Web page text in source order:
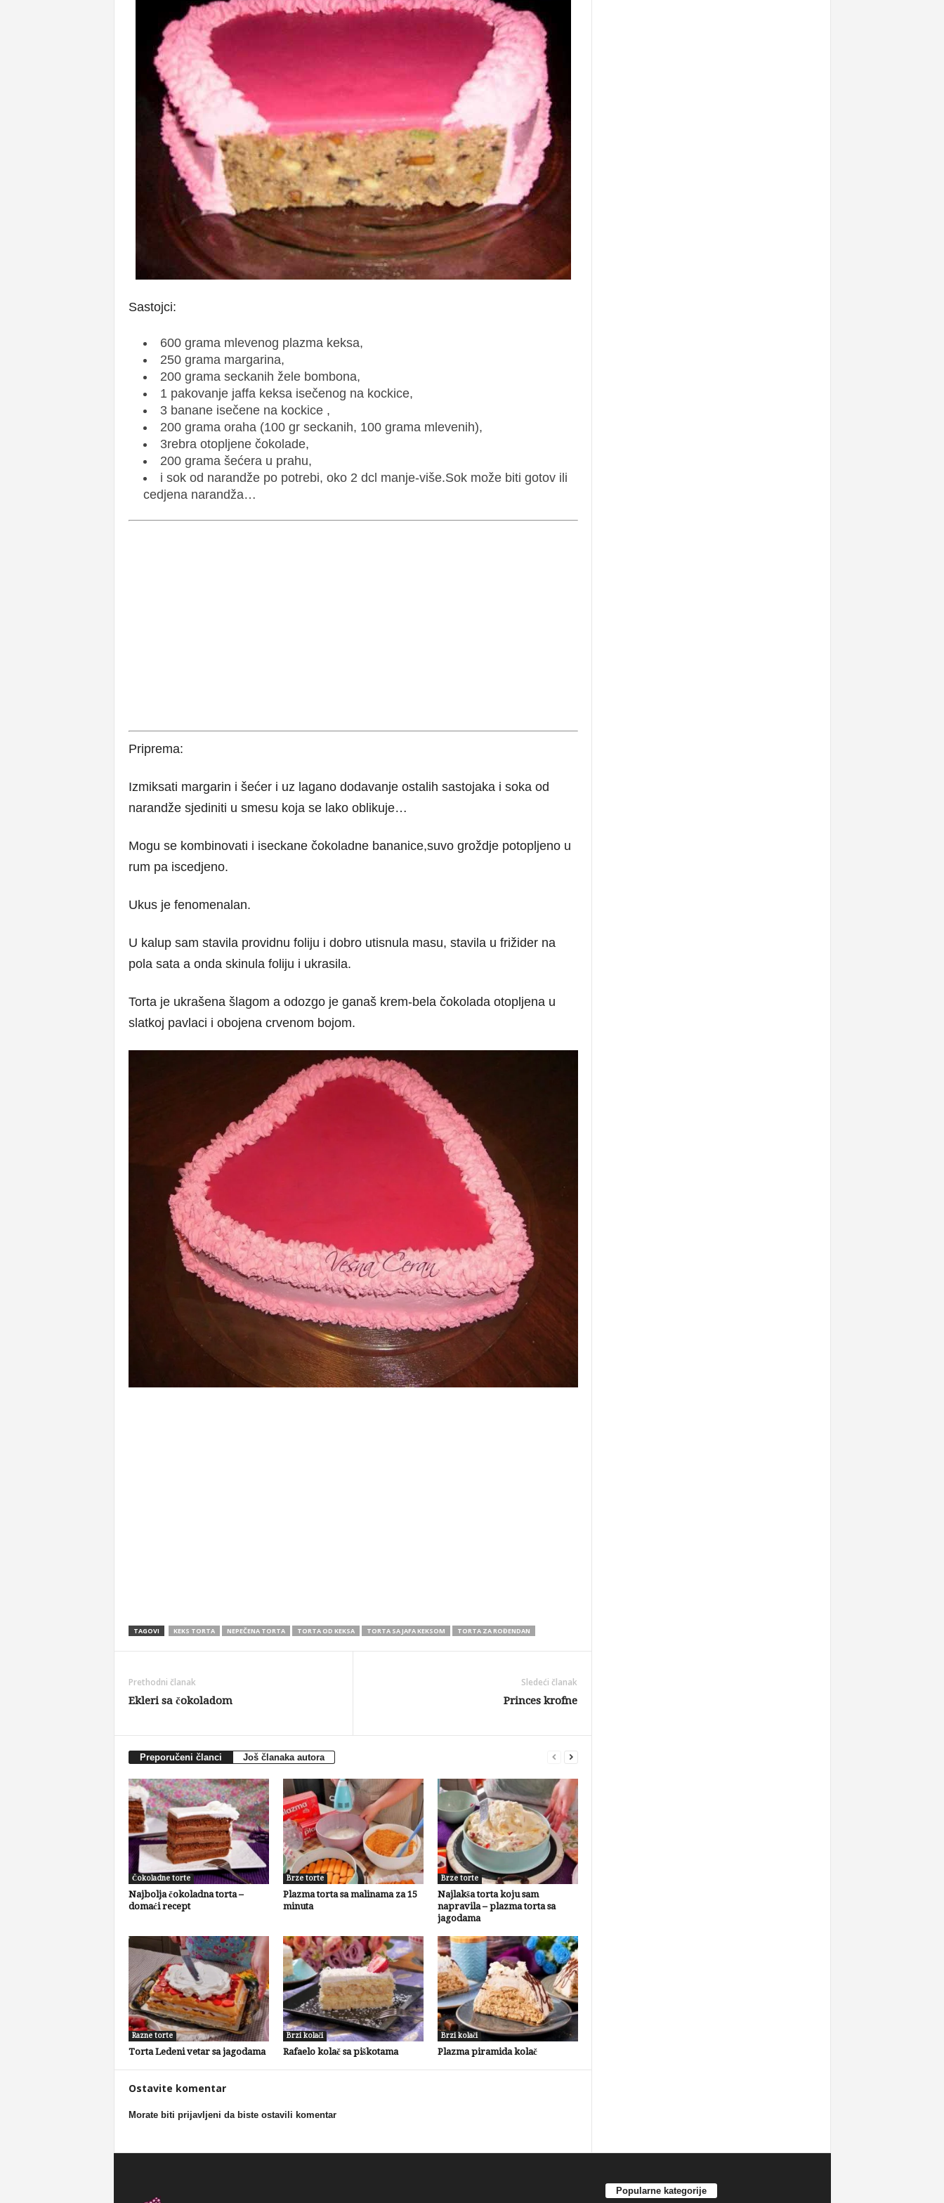
Sastojci:
600 grama mlevenog plazma keksa,
250 grama margarina,
200 grama seckanih žele bombona,
1 pakovanje jaffa keksa isečenog na kockice,
3 banane isečene na kockice ,
200 grama oraha (100 gr seckanih, 100 grama mlevenih),
3rebra otopljene čokolade,
200 grama šećera u prahu,
i sok od narandže po potrebi, oko 2 dcl manje-više.Sok može biti gotov ili
cedjena narandža…
Priprema:
Izmiksati margarin i šećer i uz lagano dodavanje ostalih sastojaka i soka od
narandže sjediniti u smesu koja se lako oblikuje…
Mogu se kombinovati i iseckane čokoladne bananice,suvo groždje potopljeno u
rum pa iscedjeno.
Ukus je fenomenalan.
U kalup sam stavila providnu foliju i dobro utisnula masu, stavila u frižider na
pola sata a onda skinula foliju i ukrasila.
Torta je ukrašena šlagom a odozgo je ganaš krem-bela čokolada otopljena u
slatkoj pavlaci i obojena crvenom bojom.
TAGOVI KEKS TORTA NEPEČENA TORTA TORTA OD KEKSA TORTA SA JAFA KEKSOM TORTA ZA ROĐENDAN
Prethodni članak
Ekleri sa čokoladom
Sledeći članak
Princes krofne
Preporučeni članci Još članaka autora
Čokoladne torte
Najbolja čokoladna torta –
domaći recept
Brze torte
Plazma torta sa malinama za 15
minuta
Brze torte
Najlakša torta koju sam
napravila – plazma torta sa
jagodama
Razne torte
Torta Ledeni vetar sa jagodama
Brzi kolači
Rafaelo kolač sa piškotama
Brzi kolači
Plazma piramida kolač
Ostavite komentar
Morate biti prijavljeni da biste ostavili komentar
Popularne kategorije